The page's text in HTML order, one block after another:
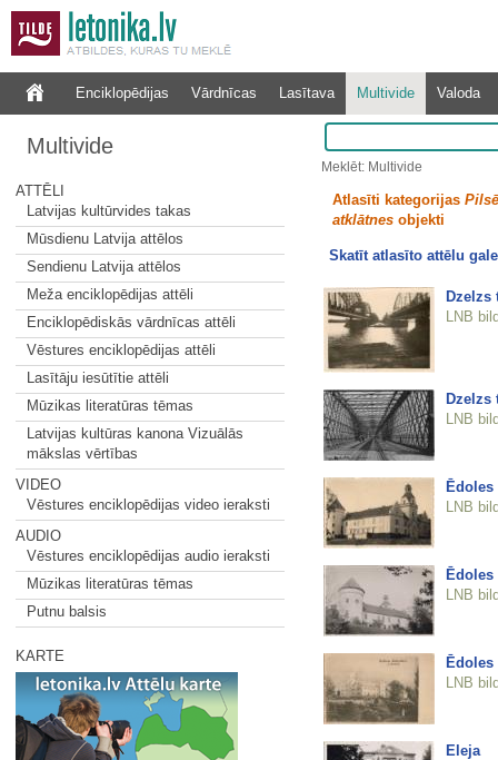
Enciklopēdijas Vārdnīcas Lasītava Multivide Valoda
Multivide
ATTĒLI
Latvijas kultūrvides takas
Mūsdienu Latvija attēlos
Sendienu Latvija attēlos
Meža enciklopēdijas attēli
Enciklopēdiskās vārdnīcas attēli
Vēstures enciklopēdijas attēli
Lasītāju iesūtītie attēli
Mūzikas literatūras tēmas
Latvijas kultūras kanona Vizuālās
mākslas vērtības
VIDEO
Vēstures enciklopēdijas video ieraksti
AUDIO
Vēstures enciklopēdijas audio ieraksti
Mūzikas literatūras tēmas
Putnu balsis
KARTE
Meklēt: Multivide
Atlasīti kategorijas
atklātnesobjekti
Skatīt atlasīto attēlu
Dzelzs
LNB
Dzelzs
LNB
Ēdoles
LNB
Ēdoles
LNB
Ēdoles
LNB
Eleja